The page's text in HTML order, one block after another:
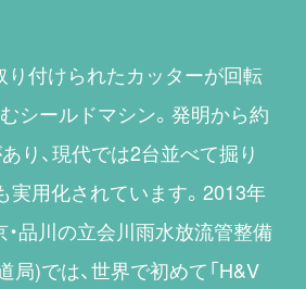
り付けられたカッターが回転
シールドマシン。発明から約
り、現代では2台並べて掘り
実用化されています。2013年
品川の立会川雨水放流管整備
局)では、世界で初めて「H&V